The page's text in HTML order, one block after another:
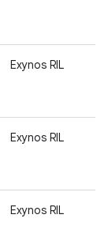
Exynos RIL
Exynos RIL
Exynos RIL